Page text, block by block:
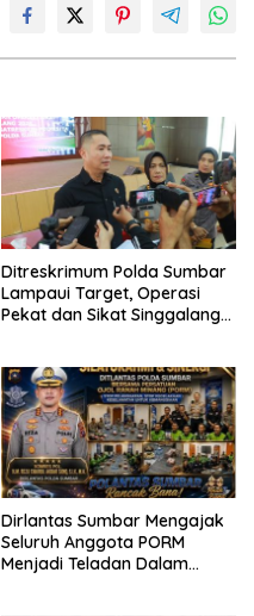
Ditreskrimum Polda Sumbar
Lampaui Target, Operasi
Pekat dan Sikat Singgalang
Dirlantas Sumbar Mengajak
Seluruh Anggota PORM
Menjadi Teladan Dalam